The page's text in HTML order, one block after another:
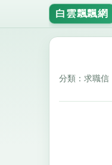
白雲飄飄網
分類：求職信